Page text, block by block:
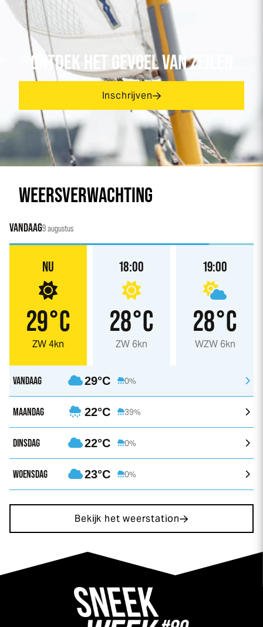
ONTDEK HET GEVOEL VAN ZEILEN
Inschrijven
WEERSVERWACHTING
VANDAAG9 augustus
NU
29°C
ZW 4kn
18:00
28°C
ZW 6kn
19:00
28°C
WZW 6kn
VANDAAG 29°C 0%
MAANDAG 22°C 39%
DINSDAG 22°C 0%
WOENSDAG 23°C 0%
Bekijk het weerstation